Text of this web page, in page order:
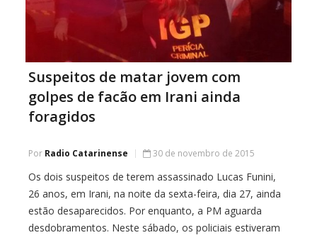
Suspeitos de matar jovem com
golpes de facão em Irani ainda
foragidos
Por Radio Catarinense 30 de novembro de 2015
Os dois suspeitos de terem assassinado Lucas Funini,
26 anos, em Irani, na noite da sexta-feira, dia 27, ainda
estão desaparecidos. Por enquanto, a PM aguarda
desdobramentos. Neste sábado, os policiais estiveram